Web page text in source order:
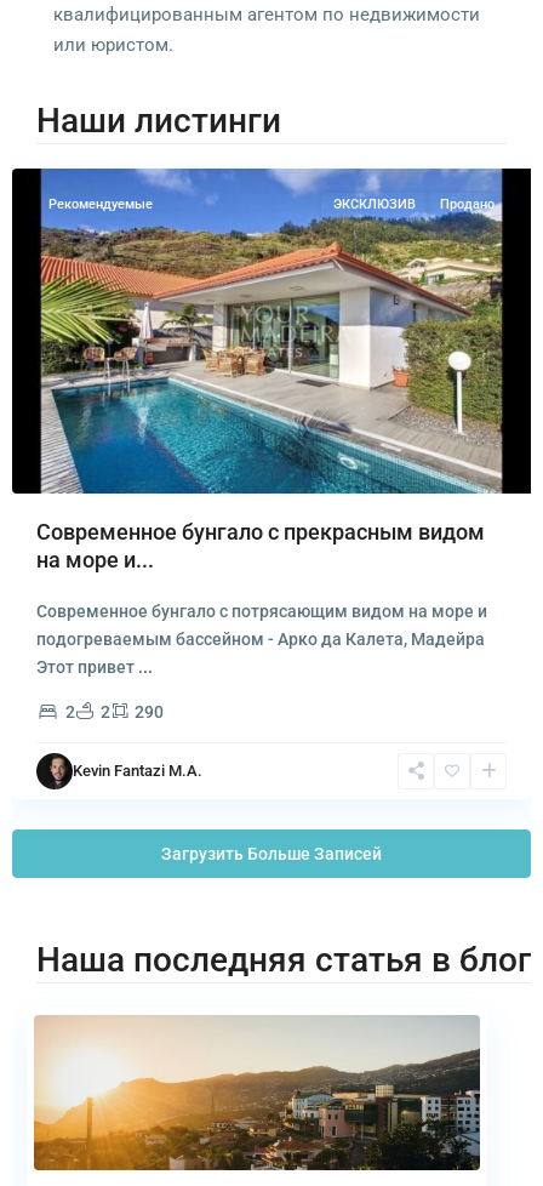
квалифицированным агентом по недвижимости
или юристом.
Наши листинги
Арко
да
Рекомендуемые ЭКСКЛЮЗИВ Продано
Современное бунгало с прекрасным видом
на море и...
Современное бунгало с потрясающим видом на море и
подогреваемым бассейном - Арко да Калета, Мадейра
Этот привет ...
2 2 290
Kevin Fantazi M.A.
Загрузить Больше Записей
Наша последняя статья в